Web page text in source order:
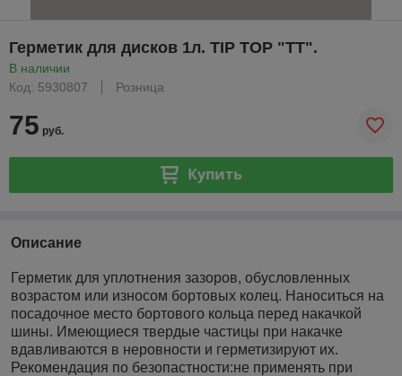
Герметик для дисков 1л. TIP TOP "ТТ".
В наличии
Код: 5930807
Розница
75 руб.
Купить
Описание
Герметик для уплотнения зазоров, обусловленных
возрастом или износом бортовых колец. Наноситься на
посадочное место бортового кольца перед накачкой
шины. Имеющиеся твердые частицы при накачке
вдавливаются в неровности и герметизируют их.
Рекомендация по безопастности:не применять при